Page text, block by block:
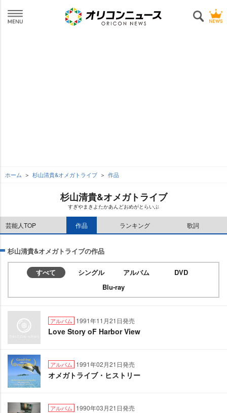
ホーム 杉山清貴&オメガトライブ 作品
杉山清貴&オメガトライブ
すぎやまきよたかあんどおめがとらいぶ
芸能人TOP 作品 ランキング 歌詞
杉山清貴&オメガトライブの作品
すべて シングル アルバム
DVD
Blu-ray
アルバム 1991年11月21日発売
Love Story oF Harbor View
アルバム 1991年02月21日発売
オメガトライブ・ヒストリー
アルバム 1990年03月21日発売